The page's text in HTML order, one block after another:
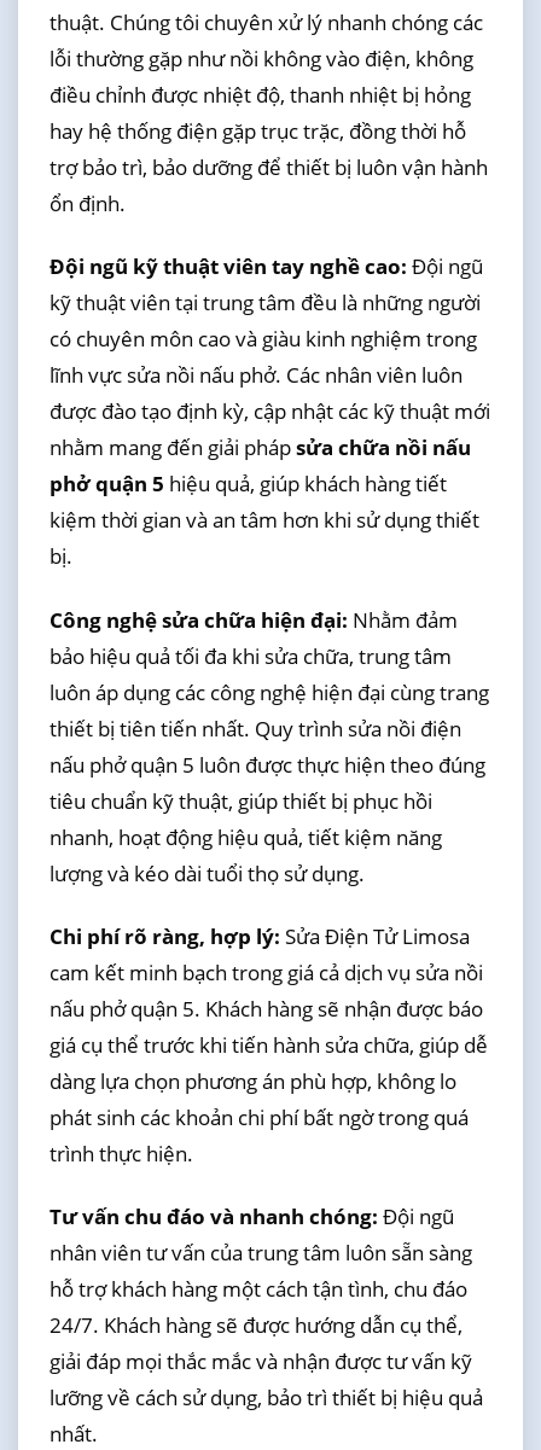
thuật. Chúng tôi chuyên xử lý nhanh chóng các
lỗi thường gặp như nồi không vào điện, không
điều chỉnh được nhiệt độ, thanh nhiệt bị hỏng
hay hệ thống điện gặp trục trặc, đồng thời hỗ
trợ bảo trì, bảo dưỡng để thiết bị luôn vận hành
ổn định.
Đội ngũ kỹ thuật viên tay nghề cao: Đội ngũ
kỹ thuật viên tại trung tâm đều là những người
có chuyên môn cao và giàu kinh nghiệm trong
lĩnh vực sửa nồi nấu phở. Các nhân viên luôn
được đào tạo định kỳ, cập nhật các kỹ thuật mới
nhằm mang đến giải phápsửa chữa nồi nấu
phở quận 5 hiệu quả, giúp khách hàng tiết
kiệm thời gian và an tâm hơn khi sử dụng thiết
bị.
Công nghệ sửa chữa hiện đại: Nhằm đảm
bảo hiệu quả tối đa khi sửa chữa, trung tâm
luôn áp dụng các công nghệ hiện đại cùng trang
thiết bị tiên tiến nhất. Quy trình sửa nồi điện
nấu phở quận 5 luôn được thực hiện theo đúng
tiêu chuẩn kỹ thuật, giúp thiết bị phục hồi
nhanh, hoạt động hiệu quả, tiết kiệm năng
lượng và kéo dài tuổi thọ sử dụng.
Chi phí rõ ràng, hợp lý: Sửa Điện Tử Limosa
cam kết minh bạch trong giá cả dịch vụ sửa nồi
nấu phở quận 5. Khách hàng sẽ nhận được báo
giá cụ thể trước khi tiến hành sửa chữa, giúp dễ
dàng lựa chọn phương án phù hợp, không lo
phát sinh các khoản chi phí bất ngờ trong quá
trình thực hiện.
Tư vấn chu đáo và nhanh chóng: Đội ngũ
nhân viên tư vấn của trung tâm luôn sẵn sàng
hỗ trợ khách hàng một cách tận tình, chu đáo
24/7. Khách hàng sẽ được hướng dẫn cụ thể,
giải đáp mọi thắc mắc và nhận được tư vấn kỹ
lưỡng về cách sử dụng, bảo trì thiết bị hiệu quả
nhất.